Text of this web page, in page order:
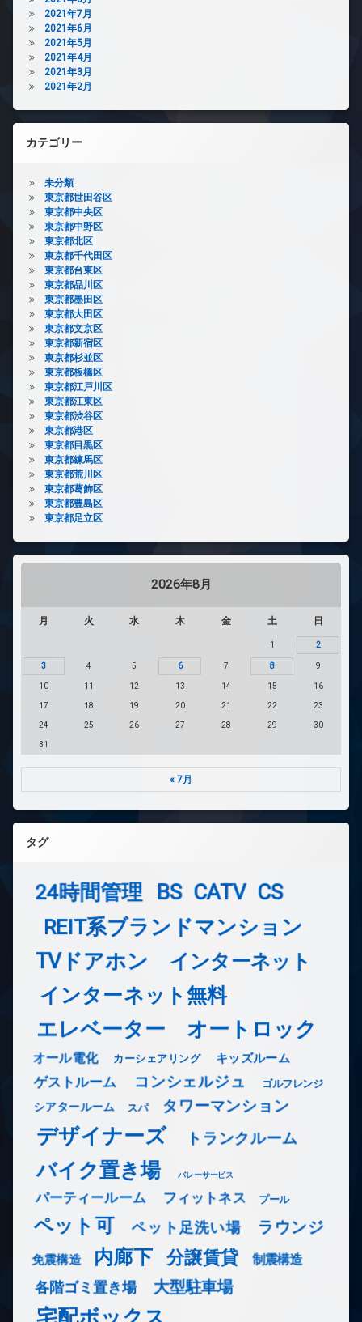
2021年7月
2021年6月
2021年5月
2021年4月
2021年3月
2021年2月
カテゴリー
未分類
東京都世田谷区
東京都中央区
東京都中野区
東京都北区
東京都千代田区
東京都台東区
東京都品川区
東京都墨田区
東京都大田区
東京都文京区
東京都新宿区
東京都杉並区
東京都板橋区
東京都江戸川区
東京都江東区
東京都渋谷区
東京都港区
東京都目黒区
東京都練馬区
東京都荒川区
東京都葛飾区
東京都豊島区
東京都足立区
2026年8月
月 火 水 木 金 土 日
1 2
3 4 5 6 7 8 9
10 11 12 13 14 15 16
17 18 19 20 21 22 23
24 25 26 27 28 29 30
31
« 7月
タグ
24時間管理 BS CATV CS
REIT系ブランドマンション
TVドアホン インターネット
インターネット無料
エレベーター オートロック
オール電化 カーシェアリング キッズルーム
ゲストルーム コンシェルジュ ゴルフレンジ
シアタールーム スパ タワーマンション
デザイナーズ トランクルーム
バイク置き場 バレーサービス
パーティールーム フィットネス プール
ペット可 ペット足洗い場 ラウンジ
免震構造 内廊下 分譲賃貸 制震構造
各階ゴミ置き場 大型駐車場